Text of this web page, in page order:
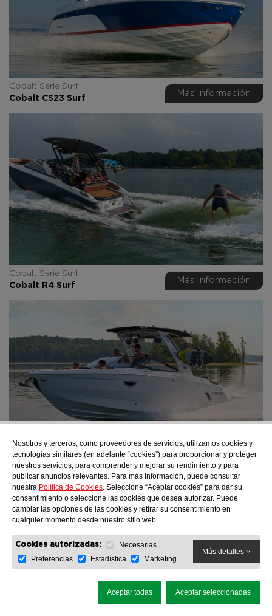
Cobalt Serie Surf
Cobalt CS23 Surf
Más información
Cobalt Serie Surf
Cobalt R4 Surf
Más información
Cobalt Serie Surf
Cobalt R6 Surf
Más información
Nosotros y terceros, como proveedores de servicios, utilizamos cookies y
tecnologías similares (en adelante “cookies”) para proporcionar y proteger
nuestros servicios, para comprender y mejorar su rendimiento y para
publicar anuncios relevantes. Para más información, puede consultar
nuestra Política de Cookies. Seleccione “Aceptar cookies” para dar su
consentimiento o seleccione las cookies que desea autorizar. Puede
cambiar las opciones de las cookies y retirar su consentimiento en
cualquier momento desde nuestro sitio web.
Cookies autorizadas:
Necesarias
Preferencias
Estadística Marketing
Más detalles
Aceptar todas Aceptar seleccionadas